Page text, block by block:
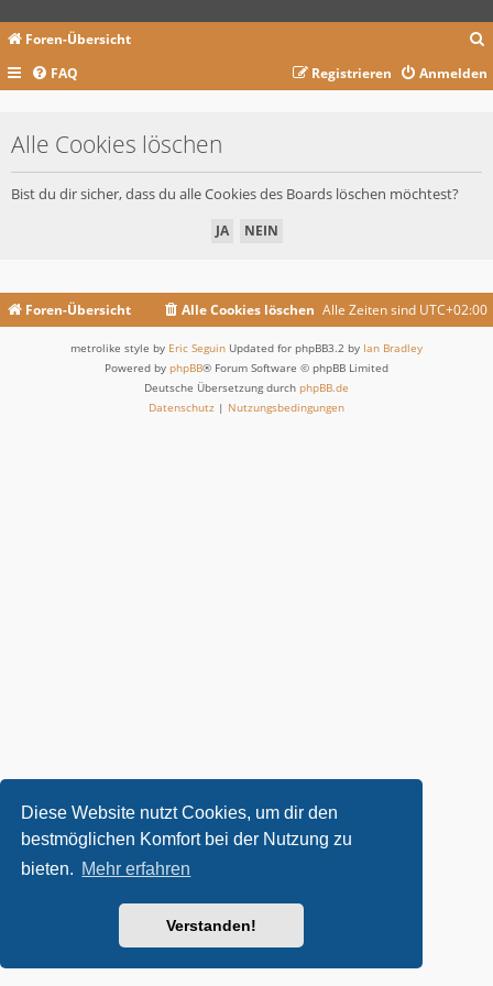
Diese Website nutzt Cookies, um dir den
bestmöglichen Komfort bei der Nutzung zu
bieten. Mehr erfahren
Verstanden!
Foren-Übersicht
c
FAQ Anmelden
Registrieren
Alle Cookies löschen
Bist du dir sicher, dass du alle Cookies des Boards löschen möchtest?
Foren-Übersicht Alle Zeiten sind UTC+02:00
Alle Cookies löschen
metrolike style by Eric Seguin Updated for phpBB3.2 by Ian Bradley
Powered by phpBB® Forum Software © phpBB Limited
Deutsche Übersetzung durch phpBB.de
Datenschutz | Nutzungsbedingungen